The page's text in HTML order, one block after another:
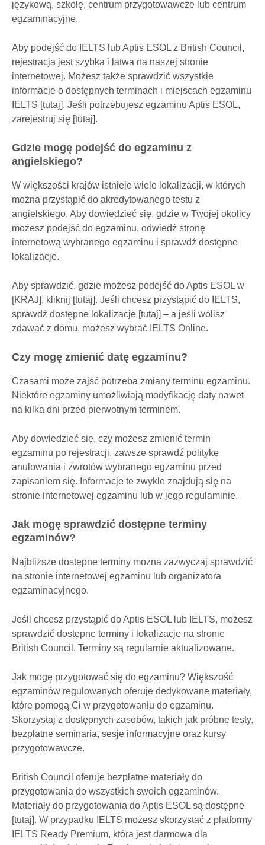
językową, szkołę, centrum przygotowawcze lub centrum
egzaminacyjne.
Aby podejść do IELTS lub Aptis ESOL z British Council,
rejestracja jest szybka i łatwa na naszej stronie
internetowej. Możesz także sprawdzić wszystkie
informacje o dostępnych terminach i miejscach egzaminu
IELTS [tutaj]. Jeśli potrzebujesz egzaminu Aptis ESOL,
zarejestruj się [tutaj].
Gdzie mogę podejść do egzaminu z
angielskiego?
W większości krajów istnieje wiele lokalizacji, w których
można przystąpić do akredytowanego testu z
angielskiego. Aby dowiedzieć się, gdzie w Twojej okolicy
możesz podejść do egzaminu, odwiedź stronę
internetową wybranego egzaminu i sprawdź dostępne
lokalizacje.
Aby sprawdzić, gdzie możesz podejść do Aptis ESOL w
[KRAJ], kliknij [tutaj]. Jeśli chcesz przystąpić do IELTS,
sprawdź dostępne lokalizacje [tutaj] – a jeśli wolisz
zdawać z domu, możesz wybrać IELTS Online.
Czy mogę zmienić datę egzaminu?
Czasami może zajść potrzeba zmiany terminu egzaminu.
Niektóre egzaminy umożliwiają modyfikację daty nawet
na kilka dni przed pierwotnym terminem.
Aby dowiedzieć się, czy możesz zmienić termin
egzaminu po rejestracji, zawsze sprawdź politykę
anulowania i zwrotów wybranego egzaminu przed
zapisaniem się. Informacje te zwykle znajdują się na
stronie internetowej egzaminu lub w jego regulaminie.
Jak mogę sprawdzić dostępne terminy
egzaminów?
Najbliższe dostępne terminy można zazwyczaj sprawdzić
na stronie internetowej egzaminu lub organizatora
egzaminacyjnego.
Jeśli chcesz przystąpić do Aptis ESOL lub IELTS, możesz
sprawdzić dostępne terminy i lokalizacje na stronie
British Council. Terminy są regularnie aktualizowane.
Jak mogę przygotować się do egzaminu? Większość
egzaminów regulowanych oferuje dedykowane materiały,
które pomogą Ci w przygotowaniu do egzaminu.
Skorzystaj z dostępnych zasobów, takich jak próbne testy,
bezpłatne seminaria, sesje informacyjne oraz kursy
przygotowawcze.
British Council oferuje bezpłatne materiały do
przygotowania do wszystkich swoich egzaminów.
Materiały do przygotowania do Aptis ESOL są dostępne
[tutaj]. W przypadku IELTS możesz skorzystać z platformy
IELTS Ready Premium, która jest darmowa dla